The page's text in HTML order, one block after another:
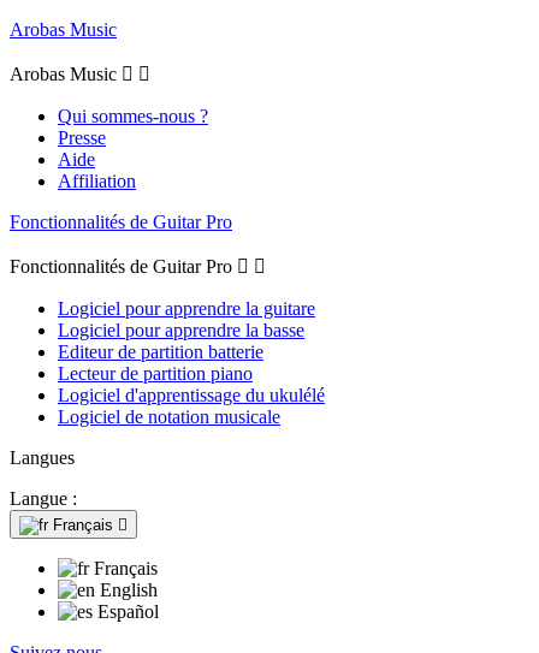
Arobas Music
Arobas Music  
Qui sommes-nous ?
Presse
Aide
Affiliation
Fonctionnalités de Guitar Pro
Fonctionnalités de Guitar Pro  
Logiciel pour apprendre la guitare
Logiciel pour apprendre la basse
Editeur de partition batterie
Lecteur de partition piano
Logiciel d'apprentissage du ukulélé
Logiciel de notation musicale
Langues
Langue :
Français 
Français
English
Español